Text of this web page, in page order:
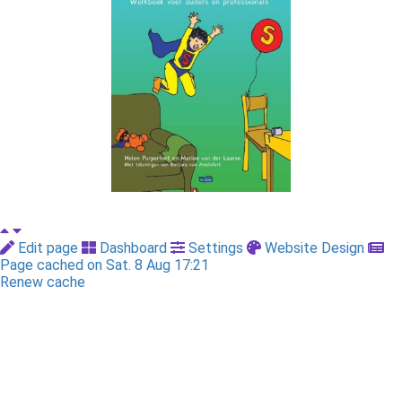
Edit page Dashboard Settings
Website Design
Page cached on Sat. 8 Aug 17:21
Renew cache